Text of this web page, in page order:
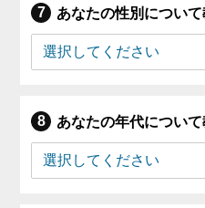
あなたの性別につい
あなたの年代につい